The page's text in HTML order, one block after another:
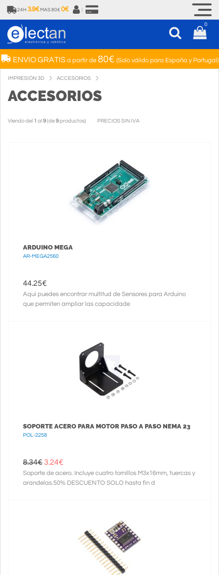
24H 3.9€ MAS 80€ 0€
0
ENVIO GRATISa partir de 80€ (Solo válido para España y Portugal)
IMPRESIÓN 3D ACCESORIOS
ACCESORIOS
Viendo del 1 al 9(de9productos) PRECIOS SIN IVA
ARDUINO MEGA
AR-MEGA2560
44.25€
Aquí puedes encontrar multitud de Sensores para Arduino
que permiten ampliar las capacidade
SOPORTE ACERO PARA MOTOR PASO A PASO NEMA 23
POL-2258
8.34€3.24€
Soporte de acero. Incluye cuatro tornillos M3x16mm, tuercas y
arandelas.50% DESCUENTO SOLO hasta fin d